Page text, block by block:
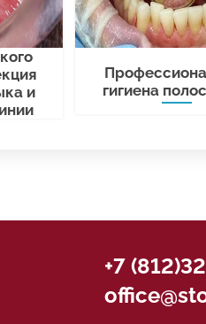
и
гигиена
+7